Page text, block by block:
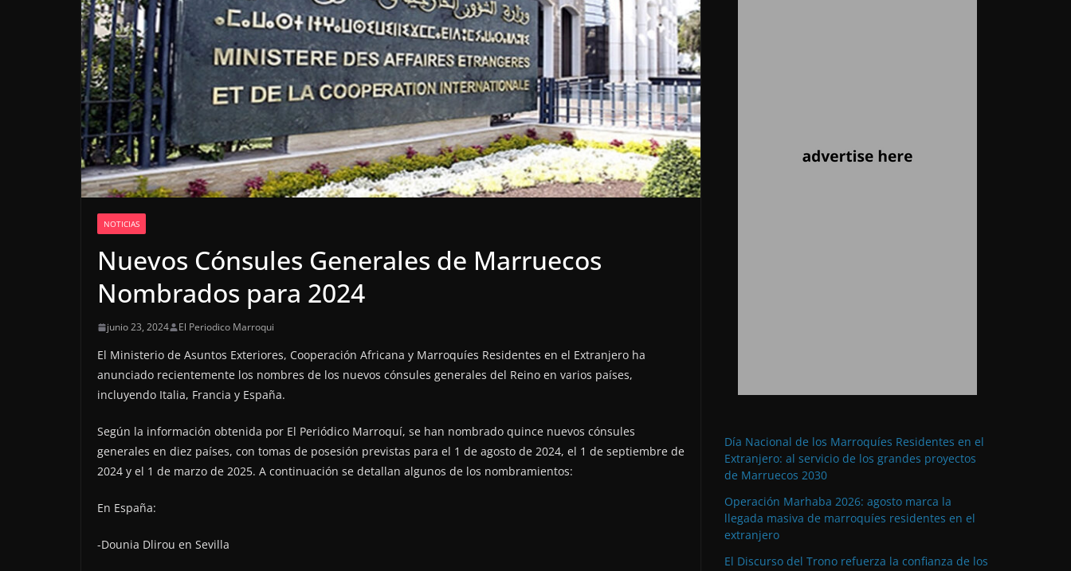
NOTICIAS
Nuevos Cónsules Generales de Marruecos
Nombrados para 2024
junio 23, 2024 El Periodico Marroqui
El Ministerio de Asuntos Exteriores, Cooperación Africana y Marroquíes Residentes en el Extranjero ha
anunciado recientemente los nombres de los nuevos cónsules generales del Reino en varios países,
incluyendo Italia, Francia y España.
Según la información obtenida por El Periódico Marroquí, se han nombrado quince nuevos cónsules
generales en diez países, con tomas de posesión previstas para el 1 de agosto de 2024, el 1 de septiembre de
2024 y el 1 de marzo de 2025. A continuación se detallan algunos de los nombramientos:
En España:
-Dounia Dlirou en Sevilla
Día Nacional de los Marroquíes Residentes en el
Extranjero: al servicio de los grandes proyectos
de Marruecos 2030
Operación Marhaba 2026: agosto marca la
llegada masiva de marroquíes residentes en el
extranjero
El Discurso del Trono refuerza la confianza de los